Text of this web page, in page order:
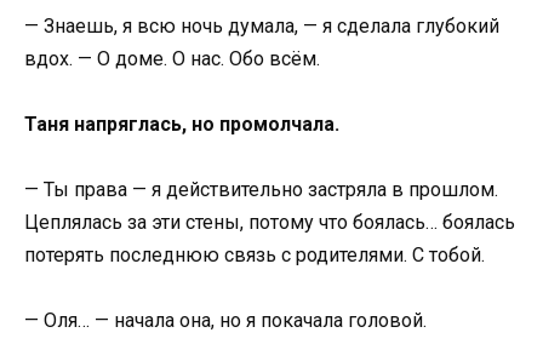
— Знаешь, я всю ночь думала, — я сделала глубокий
вдох. — О доме. О нас. Обо всём.
Таня напряглась, но промолчала.
— Ты права — я действительно застряла в прошлом.
Цеплялась за эти стены, потому что боялась… боялась
потерять последнюю связь с родителями. С тобой.
— Оля… — начала она, но я покачала головой.